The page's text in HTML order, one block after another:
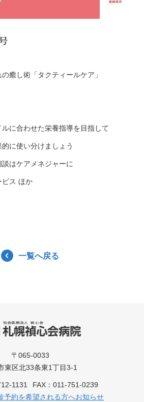
癒し術「タクティールケア」
に合わせた栄養指導を目指して
に使い分けましょう
はケアメネジャーに
ビス ほか
一覧へ戻る
〒065-0033
東区北33条東1丁目3-1
1131
FAX：011-751-0239
予約を希望される方へお知らせ